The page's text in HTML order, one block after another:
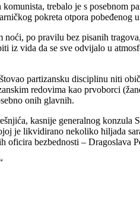
trebalo je s posebnom
pokreta otpora pobeđenog
po pravilu bez pisanih
vida da se sve odvijalo u
partizansku disciplinu niti
redovima kao prvoborci
onih glavnih.
kasnije generalnog
je likvidirano nekoliko hiljada
oficira bezbednosti – Dragoslava